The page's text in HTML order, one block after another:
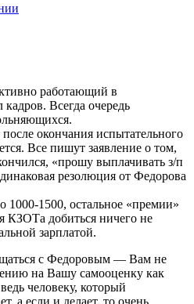
работающий в
Всегда очередь
окончания испытательного
Все пишут заявление о том,
«прошу выплачивать з/п
резолюция от Федорова
1000-1500, остальное «премии»
КЗОТа добиться ничего не
зарплатой.
с Федоровым — Вам не
на Вашу самооценку как
человеку, который
а если и делает, то очень